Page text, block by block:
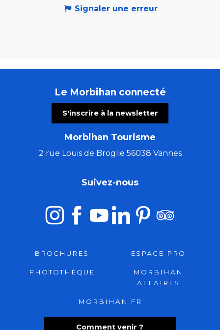
Signaler une erreur
Le Morbihan connecté
S'inscrire à la newsletter
Morbihan Tourisme
2 rue Louis de Broglie 56038 Vannes
Comment venir ?
Suivez-nous
BROCHURES ESPACE PRO
PHOTOTHÈQUE
MORBIHAN
AFFAIRES
MORBIHAN.FR